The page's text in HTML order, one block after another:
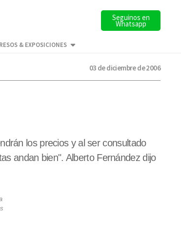
Seguinos en
Whatsapp
& EXPOSICIONES
03 de diciembre de 2006
los precios y al ser consultado
andan bien". Alberto Fernández dijo